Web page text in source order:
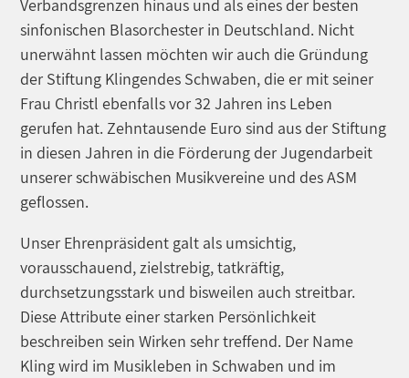
Verbandsgrenzen hinaus und als eines der besten
sinfonischen Blasorchester in Deutschland. Nicht
unerwähnt lassen möchten wir auch die Gründung
der Stiftung Klingendes Schwaben, die er mit seiner
Frau Christl ebenfalls vor 32 Jahren ins Leben
gerufen hat. Zehntausende Euro sind aus der Stiftung
in diesen Jahren in die Förderung der Jugendarbeit
unserer schwäbischen Musikvereine und des ASM
geflossen.
Unser Ehrenpräsident galt als umsichtig,
vorausschauend, zielstrebig, tatkräftig,
durchsetzungsstark und bisweilen auch streitbar.
Diese Attribute einer starken Persönlichkeit
beschreiben sein Wirken sehr treffend. Der Name
Kling wird im Musikleben in Schwaben und im